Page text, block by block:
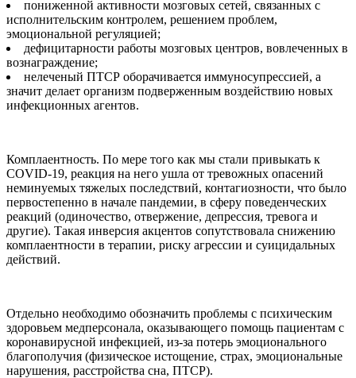
пониженной активности мозговых сетей, связанных с
исполнительским контролем, решением проблем,
эмоциональной регуляцией;
дефицитарности работы мозговых центров, вовлеченных в
вознаграждение;
нелеченый ПТСР оборачивается иммуносупрессией, а
значит делает организм подверженным воздействию новых
инфекционных агентов.
Комплаентность. По мере того как мы стали привыкать к
COVID-19, реакция на него ушла от тревожных опасений
неминуемых тяжелых последствий, контагиозности, что было
первостепенно в начале пандемии, в сферу поведенческих
реакций (одиночество, отвержение, депрессия, тревога и
другие). Такая инверсия акцентов сопутствовала снижению
комплаентности в терапии, риску агрессии и суицидальных
действий.
Отдельно необходимо обозначить проблемы с психическим
здоровьем медперсонала, оказывающего помощь пациентам с
коронавирусной инфекцией, из-за потерь эмоционального
благополучия (физическое истощение, страх, эмоциональные
нарушения, расстройства сна, ПТСР).